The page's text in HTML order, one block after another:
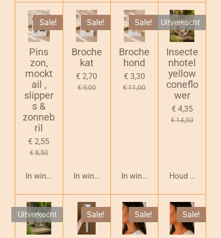
Sale!
Pins
zon,
mockt
ail ,
slipper
s &
zonneb
ril
€ 2,55
€ 8,50
In winkelwagen
Sale!
Broche
kat
€ 2,70
€ 9,00
In winkelwagen
Sale!
Broche
hond
€ 3,30
€ 11,00
In winkelwagen
Uitverkocht
Insecte
nhotel
yellow
coneflo
wer
€ 4,35
€ 14,50
Houd mij op
Uitverkocht Sale! Sale! Sale!